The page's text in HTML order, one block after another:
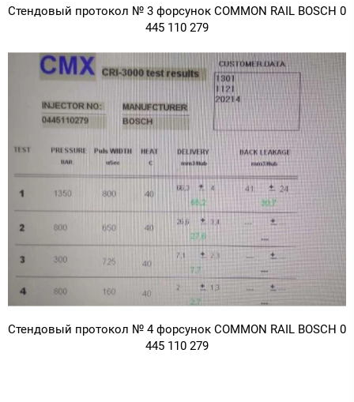
Стендовый протокол № 3 форсунок COMMON RAIL BOSCH 0
445 110 279
Стендовый протокол № 4 форсунок COMMON RAIL BOSCH 0
445 110 279